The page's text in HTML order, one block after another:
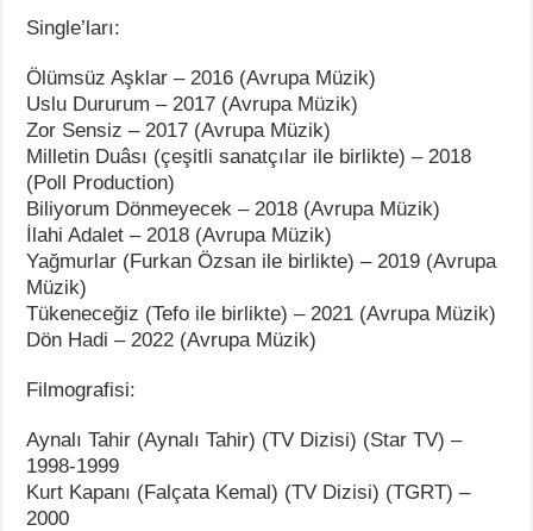
Single’ları:
Ölümsüz Aşklar – 2016 (Avrupa Müzik)
Uslu Dururum – 2017 (Avrupa Müzik)
Zor Sensiz – 2017 (Avrupa Müzik)
Milletin Duâsı (çeşitli sanatçılar ile birlikte) – 2018
(Poll Production)
Biliyorum Dönmeyecek – 2018 (Avrupa Müzik)
İlahi Adalet – 2018 (Avrupa Müzik)
Yağmurlar (Furkan Özsan ile birlikte) – 2019 (Avrupa
Müzik)
Tükeneceğiz (Tefo ile birlikte) – 2021 (Avrupa Müzik)
Dön Hadi – 2022 (Avrupa Müzik)
Filmografisi:
Aynalı Tahir (Aynalı Tahir) (TV Dizisi) (Star TV) –
1998-1999
Kurt Kapanı (Falçata Kemal) (TV Dizisi) (TGRT) –
2000